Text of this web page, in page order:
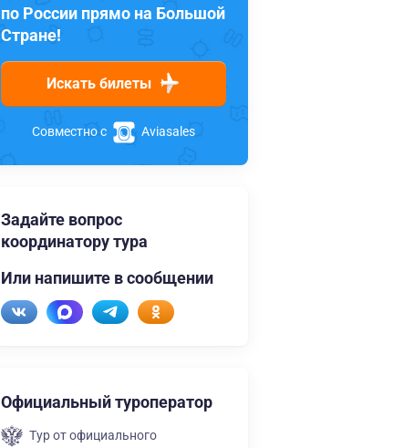
по России прямо на Большой
Стране!
Искать билеты
Совместно с Aviasales
Задайте вопрос
координатору тура
Или напишите в сообщении
Официальный туроператор
Тур от официального